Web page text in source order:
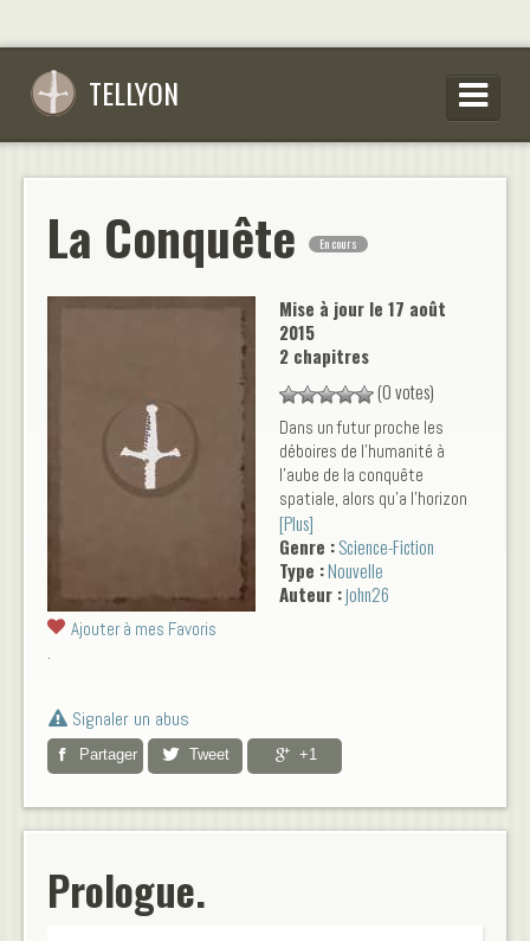
TELLYON
SE CONNECTER
S’INSCRIRE
CONSEILS D’ÉCRITURES
La Conquête En cours
Mise à jour le 17 août
2015
2 chapitres
(0 votes)
Dans un futur proche les
déboires de l'humanité à
l'aube de la conquête
spatiale, alors qu'a l'horizon
de sombres nuages
s’amoncèle. Funeste
spectacle augurant d'un
avenir plus noir encore. La fin
[Plus]
Genre :Science-Fiction
Type :Nouvelle
Auteur :john26
Ajouter à mes Favoris
Signaler un abus
Partager Tweet +1
Prologue.